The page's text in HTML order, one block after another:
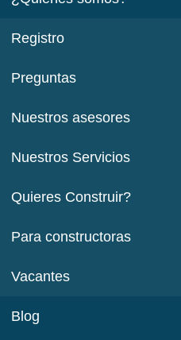
Registro
Preguntas
Nuestros asesores
Nuestros Servicios
Quieres Construir?
Para constructoras
Vacantes
Blog